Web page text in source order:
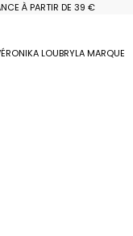
À PARTIR DE 39 €
LOUBRYLA MARQUE